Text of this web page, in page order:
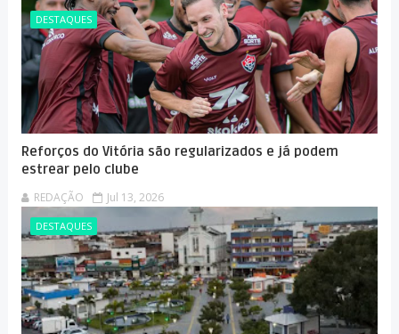
DESTAQUES
Reforços do Vitória são regularizados e já podem
estrear pelo clube
REDAÇÃO Jul 13, 2026
DESTAQUES